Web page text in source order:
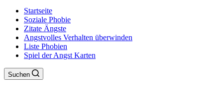
Startseite
Soziale Phobie
Zitate Ängste
Angstvolles Verhalten überwinden
Liste Phobien
Spiel der Angst Karten
Suchen